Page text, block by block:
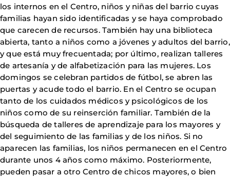
los internos en el Centro, niños y niñas del barrio cuyas
familias hayan sido identificadas y se haya comprobado
que carecen de recursos. También hay una biblioteca
abierta, tanto a niños como a jóvenes y adultos del barrio,
y que está muy frecuentada; por último, realizan talleres
de artesanía y de alfabetización para las mujeres. Los
domingos se celebran partidos de fútbol, se abren las
puertas y acude todo el barrio. En el Centro se ocupan
tanto de los cuidados médicos y psicológicos de los
niños como de su reinserción familiar. También de la
búsqueda de talleres de aprendizaje para los mayores y
del seguimiento de las familias y de los niños. Si no
aparecen las familias, los niños permanecen en el Centro
durante unos 4 años como máximo. Posteriormente,
pueden pasar a otro Centro de chicos mayores, o bien